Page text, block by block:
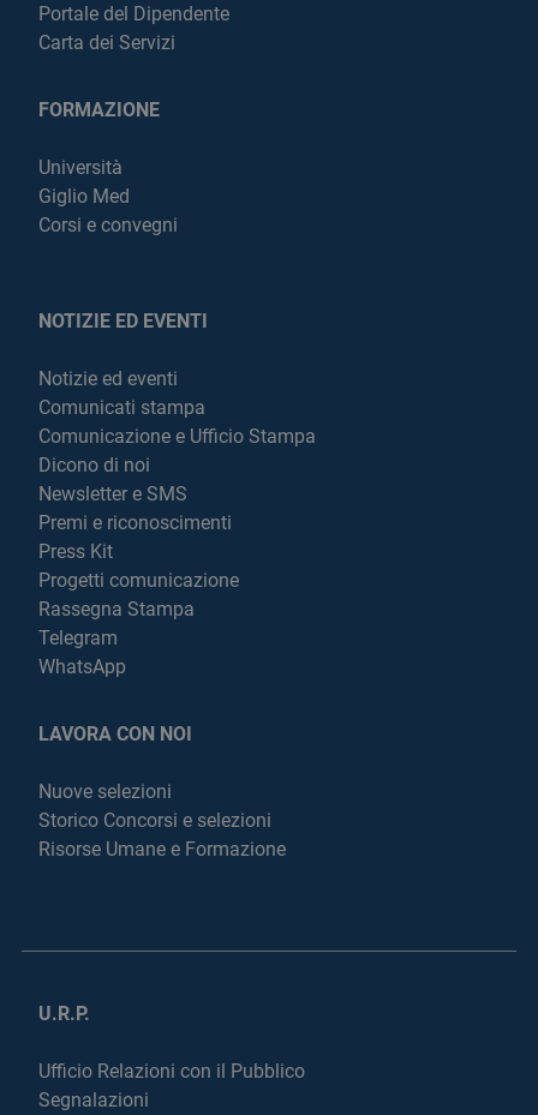
Portale del Dipendente
Carta dei Servizi
FORMAZIONE
Università
Giglio Med
Corsi e convegni
NOTIZIE ED EVENTI
Notizie ed eventi
Comunicati stampa
Comunicazione e Ufficio Stampa
Dicono di noi
Newsletter e SMS
Premi e riconoscimenti
Press Kit
Progetti comunicazione
Rassegna Stampa
Telegram
WhatsApp
LAVORA CON NOI
Nuove selezioni
Storico Concorsi e selezioni
Risorse Umane e Formazione
U.R.P.
Ufficio Relazioni con il Pubblico
Segnalazioni